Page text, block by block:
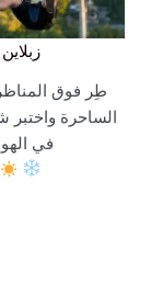
زبلاين
طِر فوق
الساحرة واختبر
في